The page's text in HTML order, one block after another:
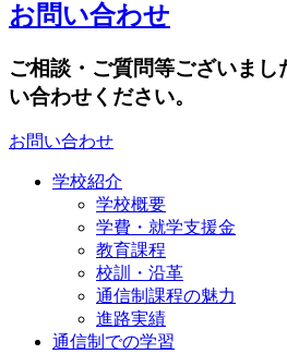
お問い合わせ
ご相談・ご質問等ございまし
い合わせください。
お問い合わせ
学校紹介
学校概要
学費・就学支援金
教育課程
校訓・沿革
通信制課程の魅力
進路実績
通信制での学習